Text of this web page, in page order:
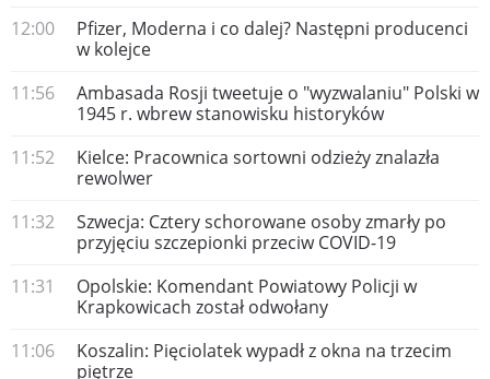
12:00
​Pfizer, Moderna i co dalej? Następni producenci
w kolejce
11:56
​Ambasada Rosji tweetuje o "wyzwalaniu" Polski w
1945 r. wbrew stanowisku historyków
11:52
Kielce: Pracownica sortowni odzieży znalazła
rewolwer
11:32
Szwecja: Cztery schorowane osoby zmarły po
przyjęciu szczepionki przeciw COVID-19
11:31
​Opolskie: Komendant Powiatowy Policji w
Krapkowicach został odwołany
11:06
Koszalin: Pięciolatek wypadł z okna na trzecim
piętrze